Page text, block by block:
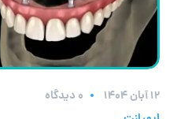
۱۲ آبان ۱۴۰۴
0 دیدگاه